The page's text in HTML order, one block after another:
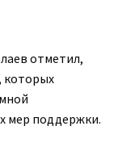
отметил,
которых
мер поддержки.